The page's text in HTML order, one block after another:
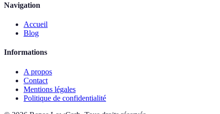
Navigation
Accueil
Blog
Informations
A propos
Contact
Mentions légales
Politique de confidentialité